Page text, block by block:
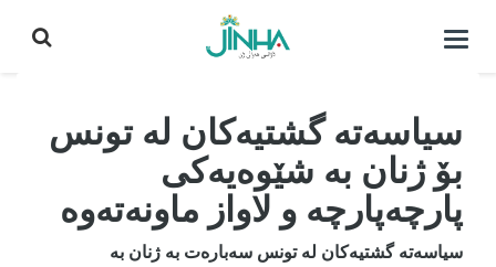
كردنه‌وه‌ی
سیاسەتە گشتیەکان لە تونس
بۆ ژنان بە شێوەیەکی
پارچەپارچە و لاواز ماونەتەوە
سیاسەتە گشتیەکان لە تونس سەبارەت بە ژنان بە